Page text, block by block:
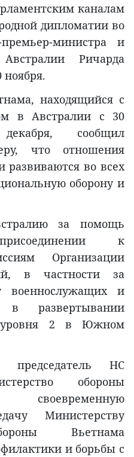
каналам
дипломатии во
министра и
Ричарда
ноября.
находящийся с
в Австралии с 30
сообщил
что отношения
во всех
оборону и
за помощь
к
Организации
в частности за
военнослужащих и
развертывании
уровня 2 в Южном
председатель НС
обороны
Министерству
Вьетнама
и борьбы с